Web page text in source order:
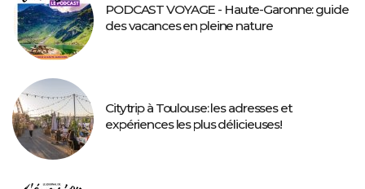
PODCAST VOYAGE - Haute-Garonne: guide
des vacances en pleine nature
Citytrip à Toulouse: les adresses et
expériences les plus délicieuses!